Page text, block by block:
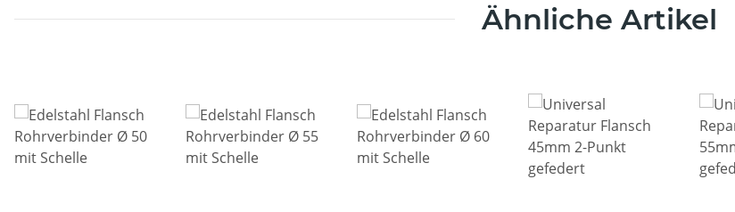
Ähnliche Artikel